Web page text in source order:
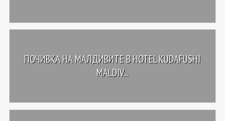
ПОЧИВКА НА МАЛДИВИТЕ В HOTEL KUDAFUSHI
MALDIV...